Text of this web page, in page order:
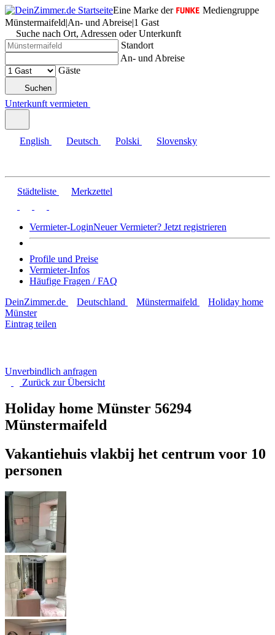
Eine Marke der
Mediengruppe
Münstermaifeld|An- und Abreise|1 Gast
Suche nach Ort, Adressen oder Unterkunft
Standort
An- und Abreise
Gäste
Suchen
Unterkunft vermieten
English Deutsch Polski Slovensky
Städteliste Merkzettel
Vermieter-LoginNeuer Vermieter? Jetzt registrieren
Profile und Preise
Vermieter-Infos
Häufige Fragen / FAQ
DeinZimmer.de
Deutschland Münstermaifeld
Holiday home
Münster
Eintrag teilen
Unverbindlich anfragen
Zurück zurÜbersicht
Holiday home Münster 56294
Münstermaifeld
Vakantiehuis vlakbij het centrum voor 10
personen